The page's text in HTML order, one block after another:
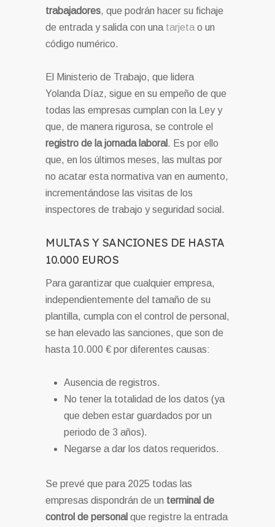
trabajadores, que podrán hacer su fichaje
de entrada y salida con una tarjeta o un
código numérico.
El Ministerio de Trabajo, que lidera
Yolanda Díaz, sigue en su empeño de que
todas las empresas cumplan con la Ley y
que, de manera rigurosa, se controle el
registro de la jornada laboral. Es por ello
que, en los últimos meses, las multas por
no acatar esta normativa van en aumento,
incrementándose las visitas de los
inspectores de trabajo y seguridad social.
MULTAS Y SANCIONES DE HASTA
10.000 EUROS
Para garantizar que cualquier empresa,
independientemente del tamaño de su
plantilla, cumpla con el control de personal,
se han elevado las sanciones, que son de
hasta 10.000 € por diferentes causas:
Ausencia de registros.
No tener la totalidad de los datos (ya
que deben estar guardados por un
periodo de 3 años).
Negarse a dar los datos requeridos.
Se prevé que para 2025 todas las
empresas dispondrán de un terminal de
control de personal que registre la entrada